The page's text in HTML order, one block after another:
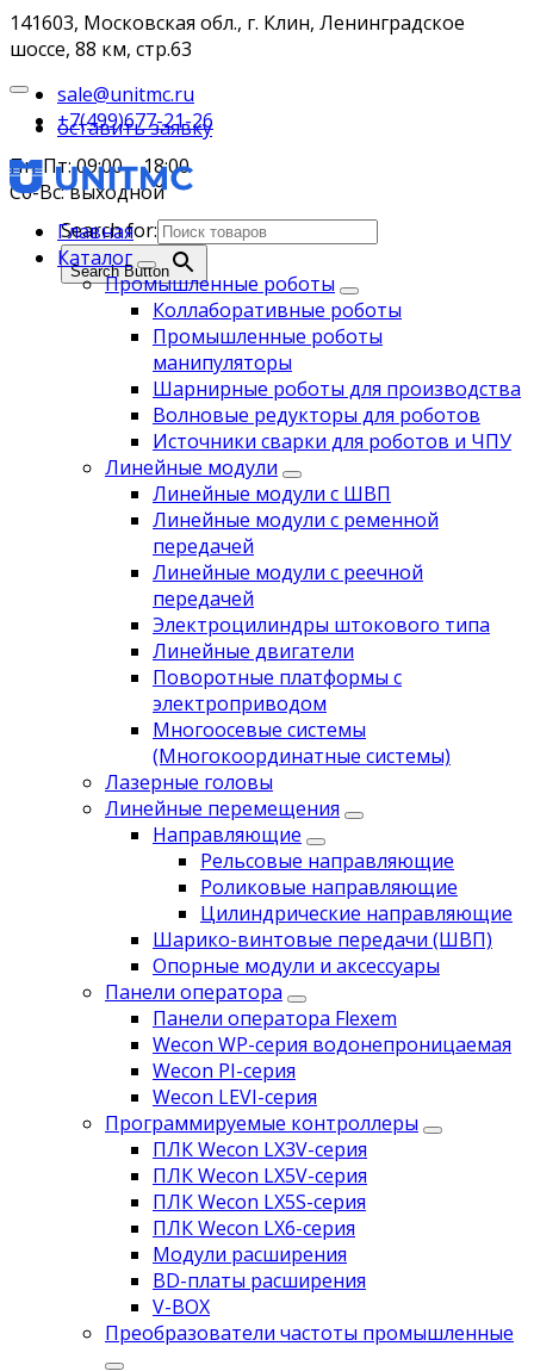
141603, Московская обл., г. Клин, Ленинградское
шоссе, 88 км, стр.63
sale@unitmc.ru
+7(499)677-21-26
Пн-Пт: 09:00 – 18:00
Сб-Вс: выходной
Search for:
Search Button
оставить заявку
Главная
Каталог
Промышленные роботы
Коллаборативные роботы
Промышленные роботы
манипуляторы
Шарнирные роботы для производства
Волновые редукторы для роботов
Источники сварки для роботов и ЧПУ
Линейные модули
Линейные модули с ШВП
Линейные модули с ременной
передачей
Линейные модули с реечной
передачей
Электроцилиндры штокового типа
Линейные двигатели
Поворотные платформы с
электроприводом
Многоосевые системы
(Многокоординатные системы)
Лазерные головы
Линейные перемещения
Направляющие
Рельсовые направляющие
Роликовые направляющие
Цилиндрические направляющие
Шарико-винтовые передачи (ШВП)
Опорные модули и аксессуары
Панели оператора
Панели оператора Flexem
Wecon WP-серия водонепроницаемая
Wecon PI-серия
Wecon LEVI-серия
Программируемые контроллеры
ПЛК Wecon LX3V-серия
ПЛК Wecon LX5V-серия
ПЛК Wecon LX5S-серия
ПЛК Wecon LX6-серия
Модули расширения
BD-платы расширения
V-BOX
Преобразователи частоты промышленные